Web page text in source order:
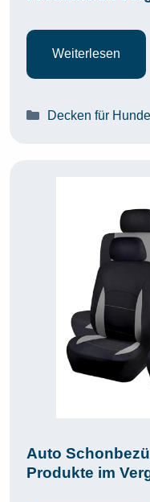
Weiterlesen
Kategorien
Decken für Hunde
Auto
Produkte im